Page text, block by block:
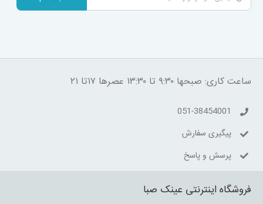
ساعت کاری: صبحها ۹:۳۰ تا ۱۳:۳۰ عصرها ۱۷تا ۲۱
051-38454001
پیگیری سفارش
پرسش و پاسخ
فروشگاه اینترنتی عینک صبا